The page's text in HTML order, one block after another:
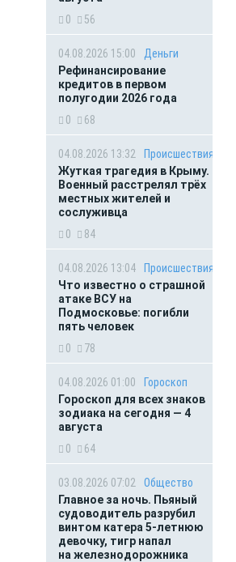
0
56
04.08.2026 15:00
Деньги
Рефинансирование
кредитов в первом
полугодии 2026 года
0
68
04.08.2026 13:32
Происшествия
Жуткая трагедия в Крыму.
Военный расстрелял трёх
местных жителей и
сослуживца
0
84
04.08.2026 13:04
Происшествия
Что известно о страшной
атаке ВСУ на
Подмосковье: погибли
пять человек
0
78
04.08.2026 01:00
Гороскоп
Гороскоп для всех знаков
зодиака на сегодня — 4
августа
0
64
03.08.2026 07:02
Общество
Главное за ночь. Пьяный
судоводитель разрубил
винтом катера 5-летнюю
девочку, тигр напал
на железнодорожника